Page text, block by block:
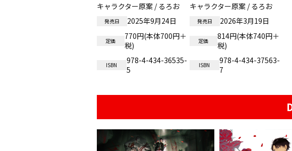
キャラクター原案 / るろお
発売日 2025年9月24日
定価
770円(本体700円＋
税)
ISBN
978-4-434-36535-
5
キャラクター原案 / るろお
発売日 2026年3月19日
定価
814円(本体740円＋
税)
ISBN
978-4-434-37563-
7